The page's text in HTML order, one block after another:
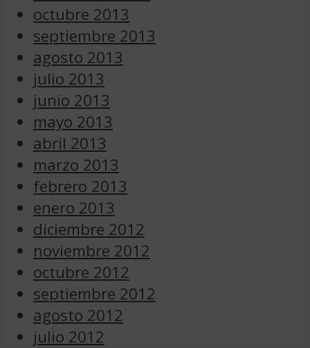
octubre 2013
septiembre 2013
agosto 2013
julio 2013
junio 2013
mayo 2013
abril 2013
marzo 2013
febrero 2013
enero 2013
diciembre 2012
noviembre 2012
octubre 2012
septiembre 2012
agosto 2012
julio 2012